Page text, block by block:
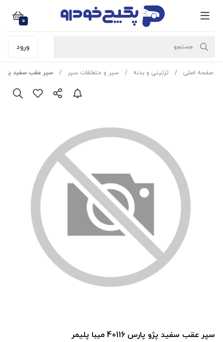
0
ورود
صفحه اصلی تزئینی و بدنه سپر و متعلقات سپر سپر عقب سفید پژو پارس 40116
سپر عقب سفید پژو پارس 40116 میبا پلیمر